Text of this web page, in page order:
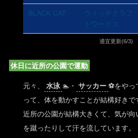
BLACK CAT
ウィッチクラフ
トワークス
適宜更新(6/3)
休日に近所の公園で運動
元々、 水泳 🏊・ サッカー ⚽をやっ
って、体を動かすことが結構好きで
近所の公園が結構大きくて、気が
を蹴ったりして汗を流しています。